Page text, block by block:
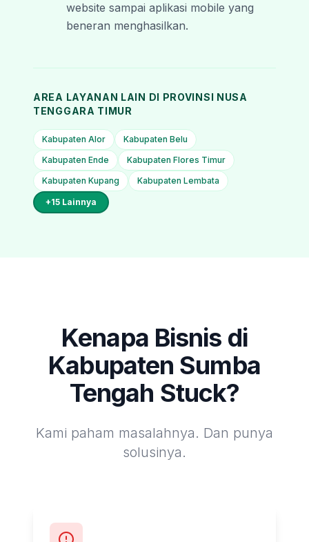
website sampai aplikasi mobile yang
beneran menghasilkan.
AREA LAYANAN LAIN DI PROVINSI NUSA
TENGGARA TIMUR
Kabupaten Alor
Kabupaten Belu
Kabupaten Ende
Kabupaten Flores Timur
Kabupaten Kupang
Kabupaten Lembata
+15 Lainnya
Kenapa Bisnis di
Kabupaten Sumba
Tengah Stuck?
Kami paham masalahnya. Dan punya
solusinya.